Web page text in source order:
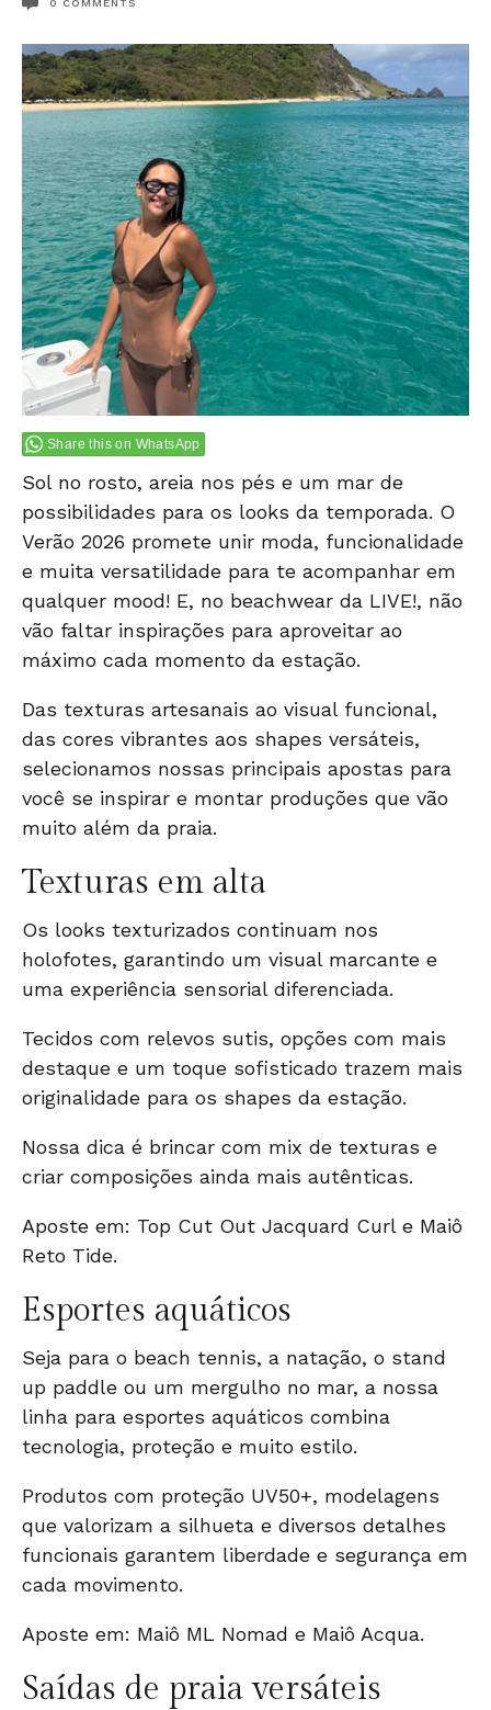
0 COMMENTS
Share this on WhatsApp
Sol no rosto, areia nos pés e um mar de
possibilidades para os looks da temporada. O
Verão 2026 promete unir moda, funcionalidade
e muita versatilidade para te acompanhar em
qualquer mood! E, no beachwear da LIVE!, não
vão faltar inspirações para aproveitar ao
máximo cada momento da estação.
Das texturas artesanais ao visual funcional,
das cores vibrantes aos shapes versáteis,
selecionamos nossas principais apostas para
você se inspirar e montar produções que vão
muito além da praia.
Texturas em alta
Os looks texturizados continuam nos
holofotes, garantindo um visual marcante e
uma experiência sensorial diferenciada.
Tecidos com relevos sutis, opções com mais
destaque e um toque sofisticado trazem mais
originalidade para os shapes da estação.
Nossa dica é brincar com mix de texturas e
criar composições ainda mais autênticas.
Aposte em: Top Cut Out Jacquard Curl e Maiô
Reto Tide.
Esportes aquáticos
Seja para o beach tennis, a natação, o stand
up paddle ou um mergulho no mar, a nossa
linha para esportes aquáticos combina
tecnologia, proteção e muito estilo.
Produtos com proteção UV50+, modelagens
que valorizam a silhueta e diversos detalhes
funcionais garantem liberdade e segurança em
cada movimento.
Aposte em: Maiô ML Nomad e Maiô Acqua.
Saídas de praia versáteis